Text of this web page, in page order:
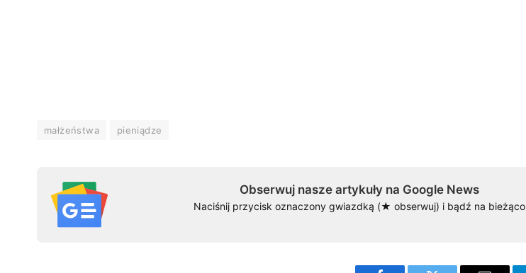
małżeństwa pieniądze
Obserwuj nasze artykuły na Google News
Naciśnij przycisk oznaczony gwiazdką (★ obserwuj) i bądź na bieżąco